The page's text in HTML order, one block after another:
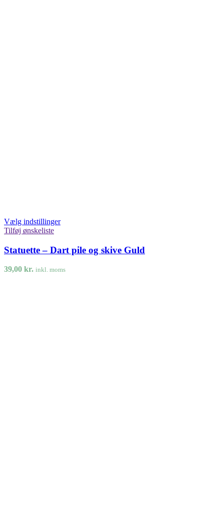
Vælg indstillinger
Tilføj ønskeliste
Statuette – Dart pile og skive Guld
39,00 kr. inkl. moms